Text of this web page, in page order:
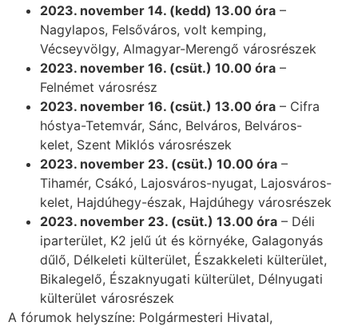
2023. november 14. (kedd) 13.00 óra –
Nagylapos, Felsőváros, volt kemping,
Vécseyvölgy, Almagyar-Merengő városrészek
2023. november 16. (csüt.) 10.00 óra –
Felnémet városrész
2023. november 16. (csüt.) 13.00 óra – Cifra
hóstya-Tetemvár, Sánc, Belváros, Belváros-
kelet, Szent Miklós városrészek
2023. november 23. (csüt.) 10.00 óra –
Tihamér, Csákó, Lajosváros-nyugat, Lajosváros-
kelet, Hajdúhegy-észak, Hajdúhegy városrészek
2023. november 23. (csüt.) 13.00 óra – Déli
iparterület, K2 jelű út és környéke, Galagonyás
dűlő, Délkeleti külterület, Északkeleti külterület,
Bikalegelő, Északnyugati külterület, Délnyugati
külterület városrészek
A fórumok helyszíne: Polgármesteri Hivatal,